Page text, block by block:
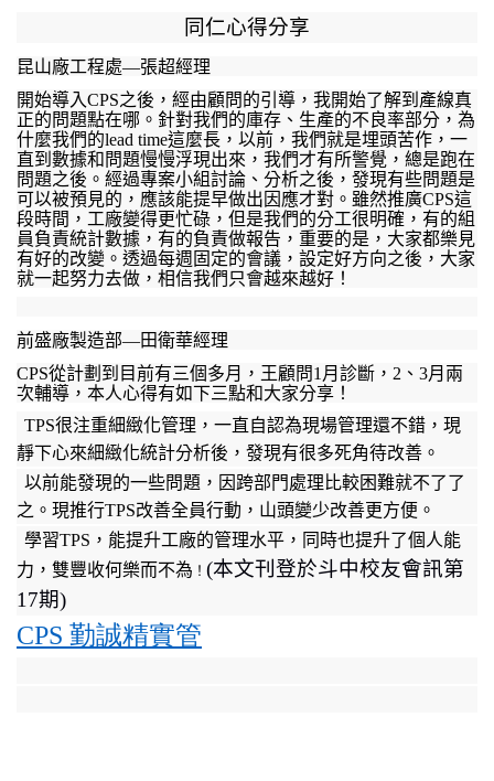
同仁心得分享
昆山廠工程處—張超經理
開始導入CPS之後，經由顧問的引導，我開始了解到產線真
正的問題點在哪。針對我們的庫存、生產的不良率部分，為
什麼我們的lead time這麼長，以前，我們就是埋頭苦作，一
直到數據和問題慢慢浮現出來，我們才有所警覺，總是跑在
問題之後。經過專案小組討論、分析之後，發現有些問題是
可以被預見的，應該能提早做出因應才對。雖然推廣CPS這
段時間，工廠變得更忙碌，但是我們的分工很明確，有的組
員負責統計數據，有的負責做報告，重要的是，大家都樂見
有好的改變。 透過每週固定的會議，設定好方向之後，大家
就一起努力去做，相信我們只會越來越好！
前盛廠製造部—田衛華經理
CPS從計劃到目前有三個多月，王顧問1 月診斷， 2 、 3月兩
次輔導，本人心得有如下三點和大家分享！
TPS很注重細緻化管理，一直自認為現場管理還不錯，現
靜下心來細緻化統計分析後，發現有很多死角待改善。
以前能發現的一些問題，因跨部門處理比較困難就不了了
之。現推行TPS改善全員行動，山頭變少改善更方便。
學習TPS ，能提升工廠的管理水平，同時也提升了個人能
力，雙豐收何樂而不為 ！ (本文刊登於斗中校友會訊第
17期)
CPS 勤誠精實管